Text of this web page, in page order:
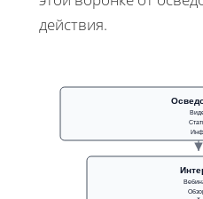
действия.